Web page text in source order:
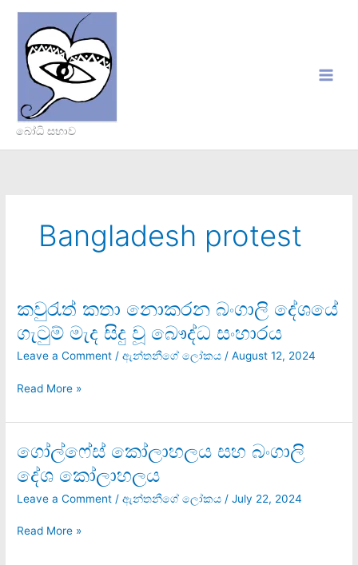
content
බෝධි සභාව
Bangladesh protest
කවුරැත් කතා නොකරන බංගාලි දේශයේ
ගැටුම් මැද සිදු වූ බෞද්ධ සංහාරය
Leave a Comment /ඇන්තනීගේ ලෝකය /August 12, 2024
කවුරැත්
කතා
නොකරන
බංගාලි
ගැටුම්
සිදු
බෞද්ධ
සංහාරය
Read More »
ගෝල්ෆේස් කෝලාහලය සහ බංගාලි
දේශ කෝලාහලය
Leave a Comment /ඇන්තනීගේ ලෝකය /July 22, 2024
ගෝල්ෆේස්
කෝලාහලය
සහ
බංගාලි
කෝලාහලය
Read More »